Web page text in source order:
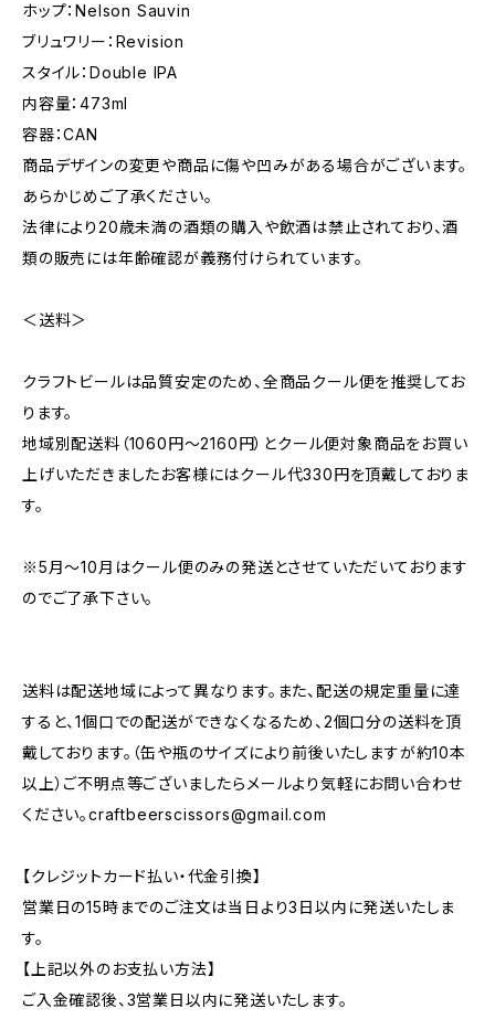
ホップ：Nelson Sauvin
ブリュワリー：Revision
スタイル：Double IPA
内容量：473ml
容器：CAN
商品デザインの変更や商品に傷や凹みがある場合がございます。
あらかじめご了承ください。
法律により20歳未満の酒類の購入や飲酒は禁止されており、酒
類の販売には年齢確認が義務付けられています。
＜送料＞
クラフトビールは品質安定のため、全商品クール便を推奨してお
ります。
地域別配送料（1060円～2160円）とクール便対象商品をお買い
上げいただきましたお客様にはクール代330円を頂戴しておりま
す。
※5月～10月はクール便のみの発送とさせていただいております
のでご了承下さい。
送料は配送地域によって異なります。また、配送の規定重量に達
すると、1個口での配送ができなくなるため、2個口分の送料を頂
戴しております。（缶や瓶のサイズにより前後いたしますが約10本
以上）ご不明点等ございましたらメールより気軽にお問い合わせ
ください。craftbeerscissors@gmail.com
【クレジットカード払い・代金引換】
営業日の15時までのご注文は当日より3日以内に発送いたしま
す。
【上記以外のお支払い方法】
ご入金確認後、3営業日以内に発送いたします。